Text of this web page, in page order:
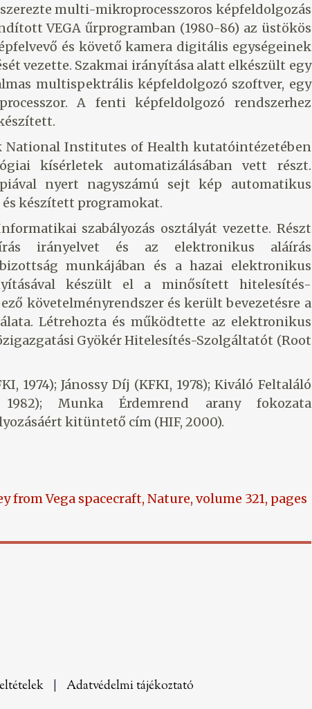
multi-mikroprocesszoros képfeldolgozás
VEGA űrprogramban (1980-86) az üstökös
és követő kamera digitális egységeinek
vezette. Szakmai irányítása alatt elkészült egy
multispektrális képfeldolgozó szoftver, egy
A fenti képfeldolgozó rendszerhez
National Institutes of Health kutatóintézetében
kísérletek automatizálásában vett részt.
nyert nagyszámú sejt kép automatikus
készített programokat.
szabályozás osztályát vezette. Részt
irányelvet és az elektronikus aláírás
munkájában és a hazai elektronikus
készült el a minősített hitelesítés-
követelményrendszer és került bevezetésre a
Létrehozta és működtette az elektronikus
Gyökér Hitelesítés-Szolgáltatót (Root
1974); Jánossy Díj (KFKI, 1978); Kiváló Feltaláló
Munka Érdemrend arany fokozata
kitüntető cím (HIF, 2000).
Vega spacecraft, Nature, volume 321, pages
Adatvédelmi tájékoztató